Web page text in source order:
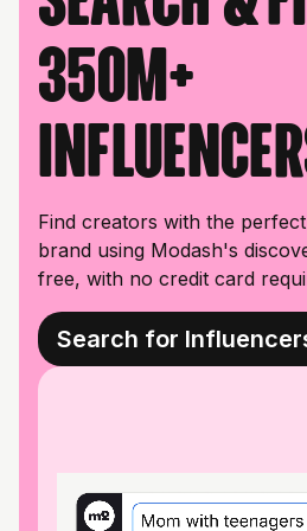
350M+
Find creators with the
brand using Modash's
free, with no credit card
Search for